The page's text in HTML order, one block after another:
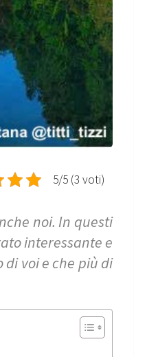
5/5 (3 voti)
noi. In questi
interessante e
voi e che più di